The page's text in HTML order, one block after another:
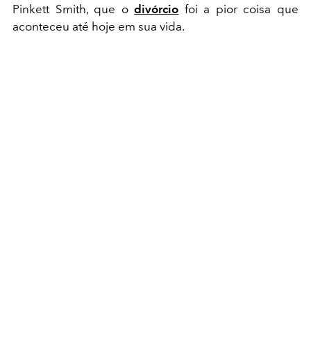
Pinkett Smith, que odivórcio foi a pior coisa que
aconteceu até hoje em sua vida.